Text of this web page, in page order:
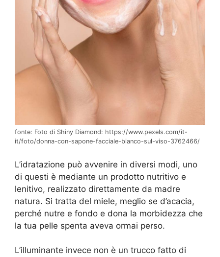
fonte: Foto di Shiny Diamond: https://www.pexels.com/it-
it/foto/donna-con-sapone-facciale-bianco-sul-viso-3762466/
L’idratazione può avvenire in diversi modi, uno
di questi è mediante un prodotto nutritivo e
lenitivo, realizzato direttamente da madre
natura. Si tratta del miele, meglio se d’acacia,
perché nutre e fondo e dona la morbidezza che
la tua pelle spenta aveva ormai perso.
L’illuminante invece non è un trucco fatto di